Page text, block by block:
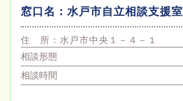
窓口名： 水戸市自立相談支援室
住 所： 水戸市中央１－４－１
相談形態
相談時間